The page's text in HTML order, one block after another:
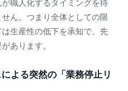
職人化するタイミングを待
ん。つまり全体としての限
生産性の低下を承知で、先
あります。
よる突然の「業務停止リ